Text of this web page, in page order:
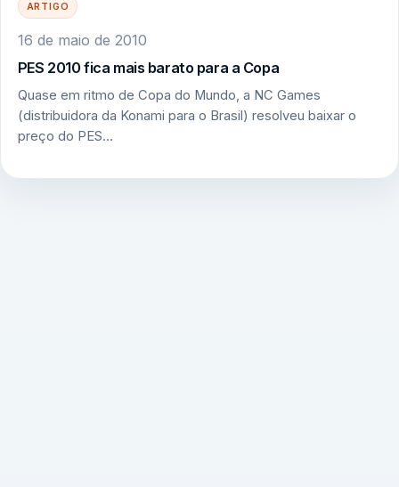
ARTIGO
16 de maio de 2010
PES 2010 fica mais barato para a Copa
Quase em ritmo de Copa do Mundo, a NC Games
(distribuidora da Konami para o Brasil) resolveu baixar o
preço do PES…